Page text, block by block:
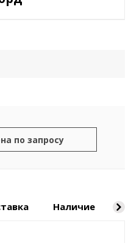
по запросу
Наличие